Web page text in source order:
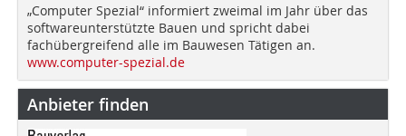
„Computer Spezial“ informiert zweimal im Jahr über das
softwareunterstützte Bauen und spricht dabei
fachübergreifend alle im Bauwesen Tätigen an.
www.computer-spezial.de
Anbieter finden